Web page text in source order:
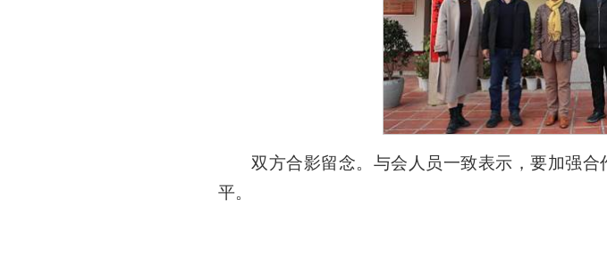
双方合影留念。与会人员一致表示，要加强
平。